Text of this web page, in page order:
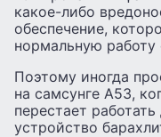
какое-либо
обеспечение,
нормальную работу
Поэтому иногда
на самсунге А53,
перестает
устройство